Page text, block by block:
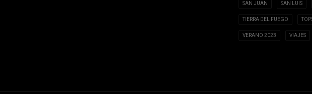
SAN JUAN SAN LUIS
TIERRA DEL FUEGO
VERANO 2023 VIAJES